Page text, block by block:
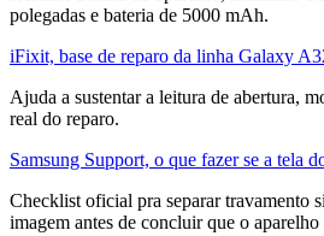
polegadas e bateria de 5000 mAh.
iFixit, base de reparo da linha Galaxy
Ajuda a sustentar a leitura de abertura,
real do reparo.
Samsung Support, o que fazer se a tela
Checklist oficial pra separar travamento
imagem antes de concluir que o aparelho